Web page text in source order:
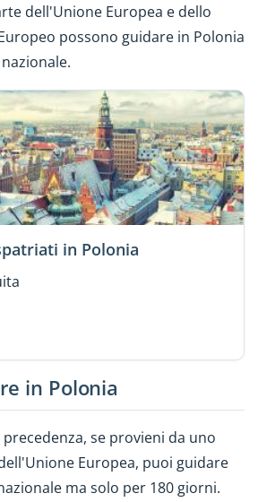
dell'Unione Europea e dello
possono guidare in Polonia
in Polonia
in Polonia
se provieni da uno
Europea, puoi guidare
ma solo per 180 giorni.